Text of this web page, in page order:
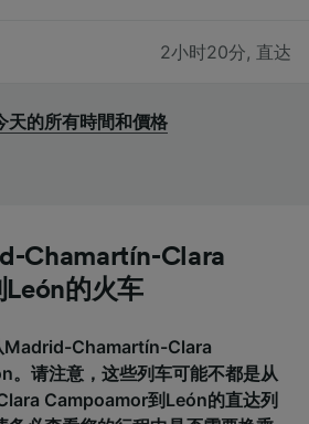
2小时20分, 直达
天的所有時間和價格
Chamartín-Clara
的火车
Madrid-Chamartín-Clara
。请注意，这些列车可能不都是从
Campoamor到León的直达列